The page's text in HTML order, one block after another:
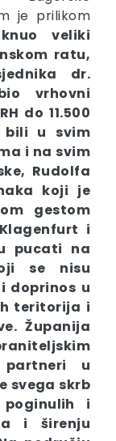
je prilikom
veliki
ratu,
dr.
vrhovni
do 11.500
bili u svim
i na svim
Rudolfa
koji je
gestom
i
pucati na
se nisu
doprinos u
teritorija i
Županija
u
svega skrb
i
i širenju